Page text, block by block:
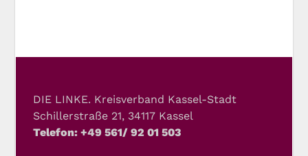
DIE LINKE. Kreisverband Kassel-Stadt
Schillerstraße 21, 34117 Kassel
Telefon: +49 561/ 92 01 503